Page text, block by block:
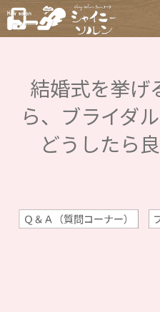
結婚式を挙げ
ら、ブライダ
どうしたら
Ｑ＆Ａ（質問コーナー）